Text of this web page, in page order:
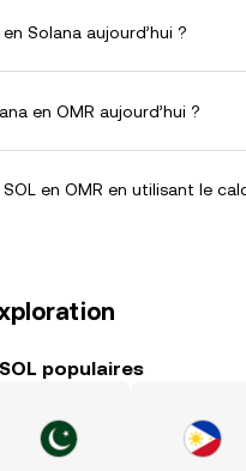
Combien vaut 1 ر.ع. en Solana aujourd’hui ?
en OMR aujourd’hui ?
en OMR en utilisant le
populaires